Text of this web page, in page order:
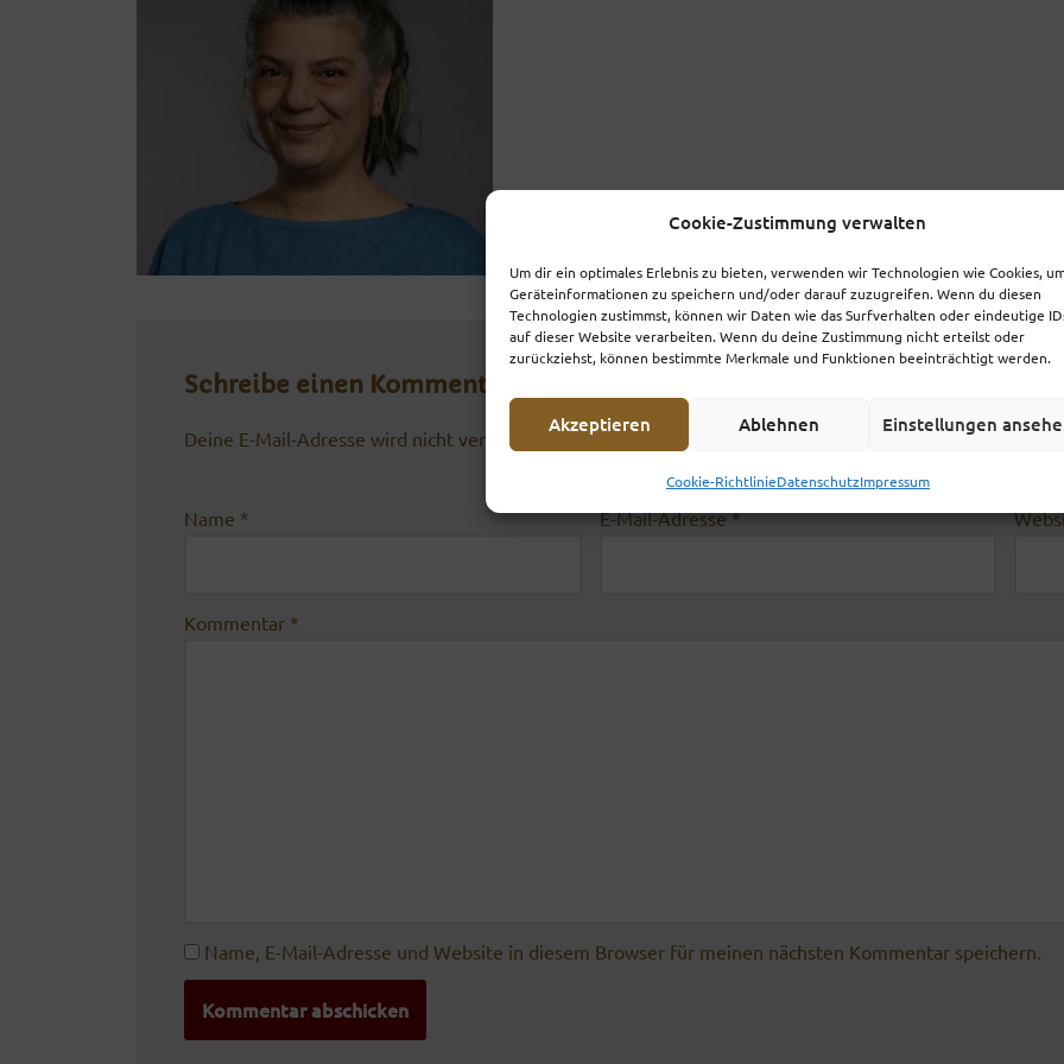
Cookie-Zustimmung verwalten
Um dir ein optimales Erlebnis zu bieten, verwenden wir Technologien wie Cookies,
Geräteinformationen zu speichern und/oder darauf zuzugreifen. Wenn du diesen
Technologien zustimmst, können wir Daten wie das Surfverhalten oder eindeutige
auf dieser Website verarbeiten. Wenn du deine Zustimmung nicht erteilst oder
zurückziehst, können bestimmte Merkmale und Funktionen beeinträchtigt werden.
Akzeptieren Ablehnen Einstellungen
Cookie-RichtlinieDatenschutzImpressum
Schreibe einen Kommentar
Deine E-Mail-Adresse wird nicht veröffentlicht. Erforderliche Felder sind mit markiert
Name * E-Mail-Adresse*
Kommentar *
Name, E-Mail-Adresse und Website in diesem Browser für meinen nächsten Kommentar speichern.